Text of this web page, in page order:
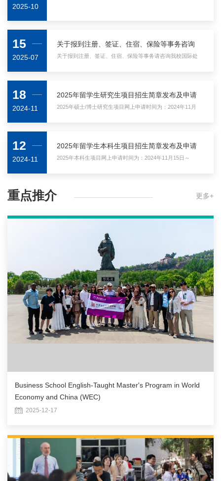
2025-10
15
2025-07
关于报到注册、签证、住宿、保险等事务咨询
关于报到注册、签证、住宿、保险等事务请咨询我校国际处
18
2024-11
2025年留学生研究生项目招生简章发布及申请
启动通知
2025年硕士/博士研究生项目网上申请时间为：2024年11月
12
2024-11
2025年留学生本科生项目招生简章发布及申请
启动通知
2025年本科生项目网上申请时间为：2024年11月15日～
重点推介 更多+
Business School English-Taught Master's Program in World
Economy and China (WEC)
2025-12-17